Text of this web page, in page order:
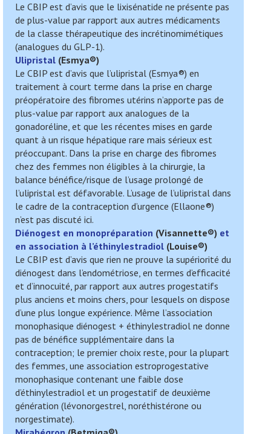
Le CBIP est d’avis que le lixisénatide ne présente pas
de plus-value par rapport aux autres médicaments
de la classe thérapeutique des incrétinomimétiques
(analogues du GLP-1).
Ulipristal (Esmya®)
Le CBIP est d’avis que l’ulipristal (Esmya®) en
traitement à court terme dans la prise en charge
préopératoire des fibromes utérins n’apporte pas de
plus-value par rapport aux analogues de la
gonadoréline, et que les récentes mises en garde
quant à un risque hépatique rare mais sérieux est
préoccupant. Dans la prise en charge des fibromes
chez des femmes non éligibles à la chirurgie, la
balance bénéfice/risque de l’usage prolongé de
l’ulipristal est défavorable. L’usage de l’ulipristal dans
le cadre de la contraception d’urgence (Ellaone®)
n’est pas discuté ici.
Diénogest en monopréparation (Visannette®) et
en association à l’éthinylestradiol (Louise®)
Le CBIP est d’avis que rien ne prouve la supériorité du
diénogest dans l’endométriose, en termes d’efficacité
et d’innocuité, par rapport aux autres progestatifs
plus anciens et moins chers, pour lesquels on dispose
d’une plus longue expérience. Même l’association
monophasique diénogest + éthinylestradiol ne donne
pas de bénéfice supplémentaire dans la
contraception; le premier choix reste, pour la plupart
des femmes, une association estroprogestative
monophasique contenant une faible dose
d’éthinylestradiol et un progestatif de deuxième
génération (lévonorgestrel, noréthistérone ou
norgestimate).